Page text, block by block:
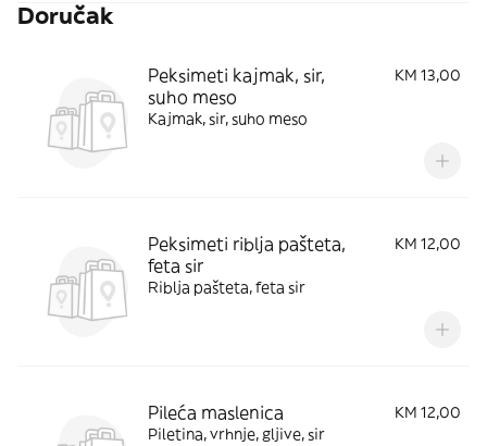
Doručak
Peksimeti kajmak, sir,
suho meso
KM 13,00
Kajmak, sir, suho meso
Peksimeti riblja pašteta,
feta sir
KM 12,00
Riblja pašteta, feta sir
Pileća maslenica
KM 12,00
Piletina, vrhnje, gljive, sir